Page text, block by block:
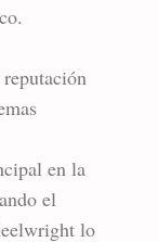
en la
el
lo